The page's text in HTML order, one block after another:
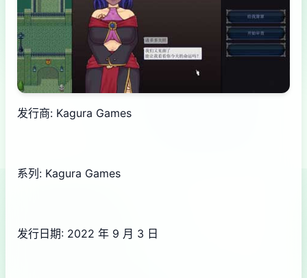
发行商: Kagura Games
系列: Kagura Games
发行日期: 2022 年 9 月 3 日